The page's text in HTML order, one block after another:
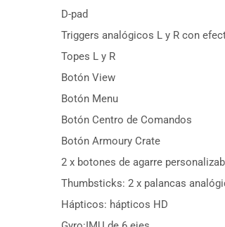
D-pad
Triggers analógicos L y R con
Topes L y R
Botón View
Botón Menu
Botón Centro de Comandos
Botón Armoury Crate
2 x botones de agarre
Thumbsticks: 2 x palancas
Hápticos: hápticos HD